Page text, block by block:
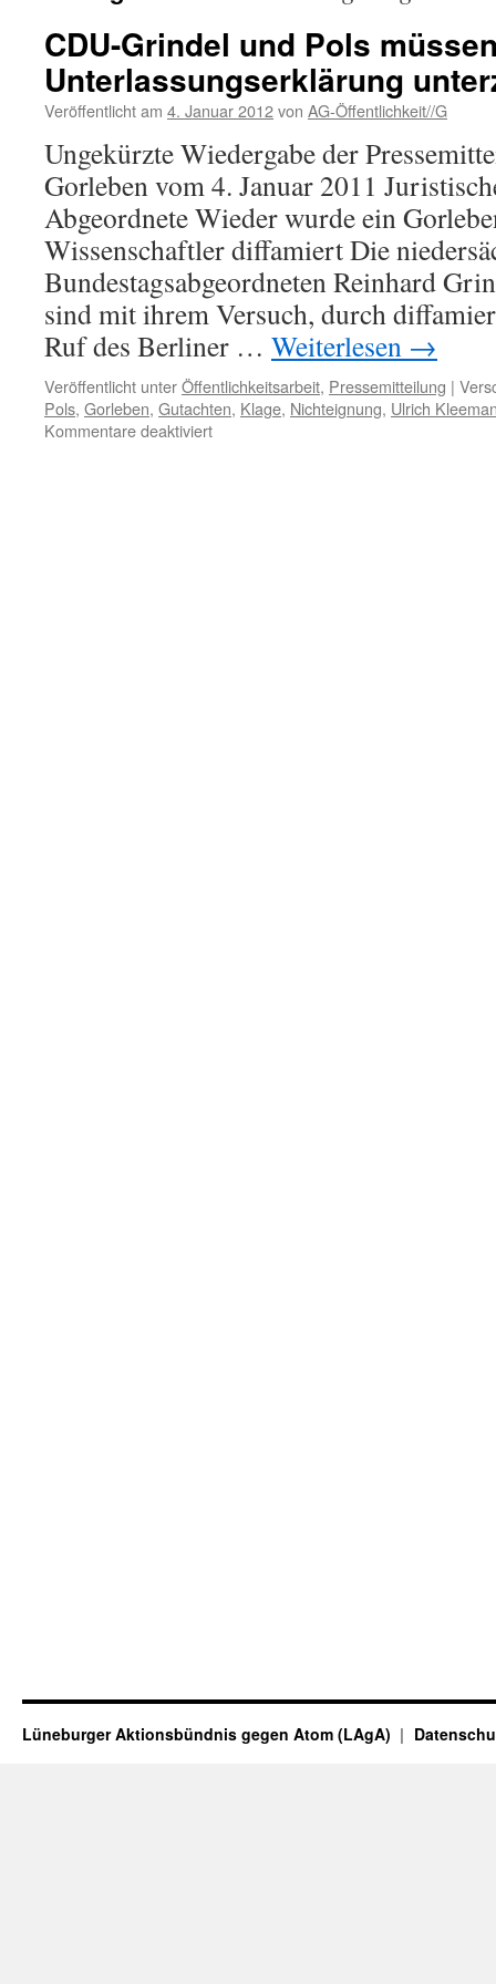
CDU-Grindel und Pols
Unterlassungserklärung
Veröffentlicht am 4. Januar 2012von AG-Öffentlichkeit//G
Ungekürzte Wiedergabe der
Gorleben vom 4. Januar 2011
Abgeordnete Wieder wurde ein
Wissenschaftler diffamiert Die
Bundestagsabgeordneten Reinhard
sind mit ihrem Versuch, durch
Ruf des Berliner … Weiterlesen →
Veröffentlicht unterÖffentlichkeitsarbeit, Pressemitteilung |
Pols, Gorleben, Gutachten, Klage, Nichteignung, Ulrich
Kommentare deaktiviertfür
Lüneburger Aktionsbündnis gegen Atom (LAgA)